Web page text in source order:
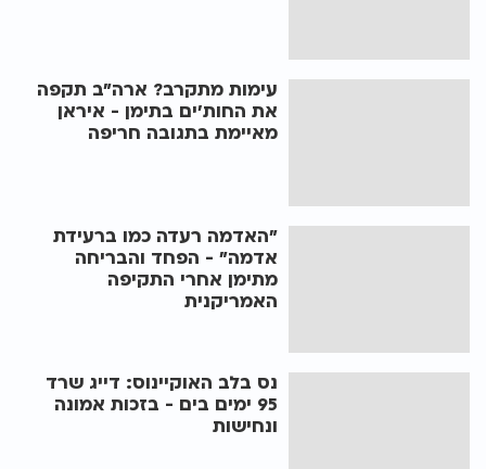
עימות מתקרב? ארה"ב תקפה
את החות'ים בתימן - איראן
מאיימת בתגובה חריפה
"האדמה רעדה כמו ברעידת
אדמה" - הפחד והבריחה
מתימן אחרי התקיפה
האמריקנית
נס בלב האוקיינוס: דייג שרד
95 ימים בים - בזכות אמונה
ונחישות